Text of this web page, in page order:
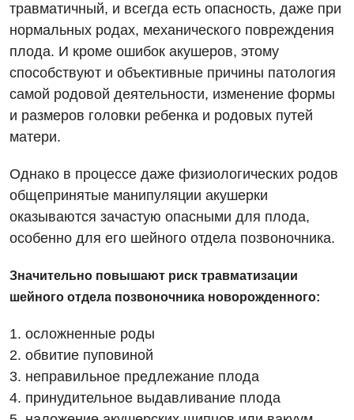
Вакансии
Мероприятия БПР
Интернатура
Энциклопедия
Программа лояльности
Видео
Диагностика
Ангиографические исследования
Диагностическое отделение
Инструментальная диагностика
Магнитно-резонансная томография
Маммография
Нейросонография
Рентгенография
Гинекологическое отделение
Диагностическое отделение
Дневной стационар
Онкологическое отделение
Отделение интенсивной терапии
Отделение неотложных состояний
Декларирование
Лечение острого инфаркта
Национальный скрининг здоровья 40+
травматичный, и всегда есть опасность, даже при
нормальных родах, механического повреждения
плода. И кроме ошибок акушеров, этому
способствуют и объективные причины патология
самой родовой деятельности, изменение формы
и размеров головки ребенка и родовых путей
матери.
Однако в процессе даже физиологических родов
общепринятые манипуляции акушерки
оказываются зачастую опасными для плода,
особенно для его шейного отдела позвоночника.
Значительно повышают риск травматизации
шейного отдела позвоночника новорожденного:
1. осложненные роды
2. обвитие пуповиной
3. неправильное предлежание плода
4. принудительное выдавливание плода